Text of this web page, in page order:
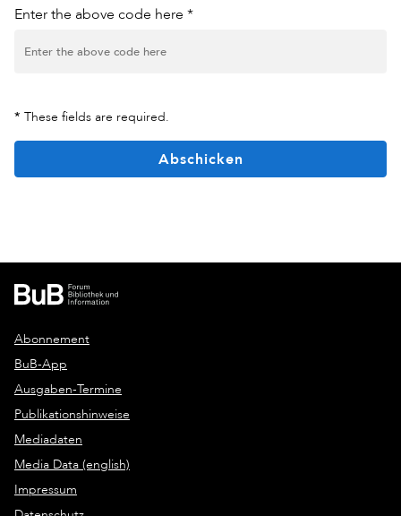
Enter the above code here *
* These fields are required.
Abschicken
Abonnement
BuB-App
Ausgaben-Termine
Publikationshinweise
Mediadaten
Media Data (english)
Impressum